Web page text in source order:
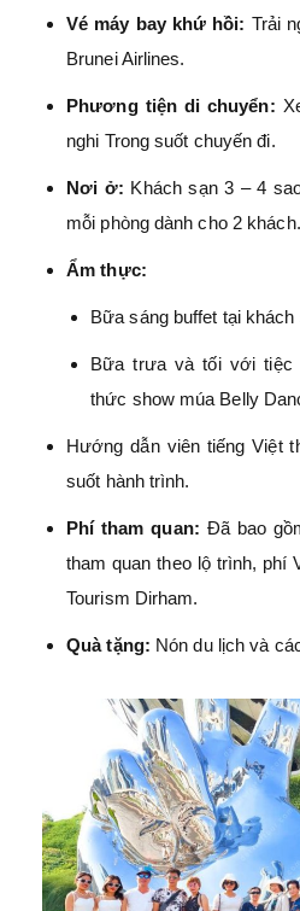
Vé máy bay khứ hồi: Trải
Brunei Airlines.
Phương tiện di chuyển:
nghi Trong suốt chuyến đi.
Nơi ở: Khách sạn 3 – 4
mỗi phòng dành cho 2 khách.
Ẩm thực:
Bữa sáng buffet tại khách
Bữa trưa và tối với tiệc
thức show múa Belly
Hướng dẫn viên tiếng Việt
suốt hành trình.
Phí tham quan: Đã bao
tham quan theo lộ trình, phí
Tourism Dirham.
Quà tặng: Nón du lịch và